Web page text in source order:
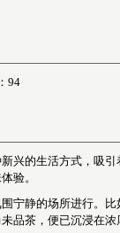
94
兴的生活方式，吸
验。
宁静的场所进行。
品茶，便已沉浸在